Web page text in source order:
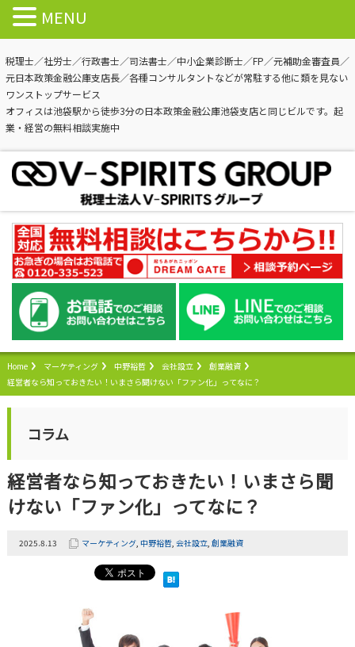
税理士／社労士／行政書士／司法書士／中小企業診断士／FP／元補助金審査員／
元日本政策金融公庫支店長／各種コンサルタントなどが常駐する他に類を見ない
ワンストップサービス
オフィスは池袋駅から徒歩3分の日本政策金融公庫池袋支店と同じビルです。起
業・経営の無料相談実施中
Home マーケティング 中野裕哲 会社設立
創業融資
経営者なら知っておきたい！いまさら聞けない「ファン化」ってなに？
コラム
経営者なら知っておきたい！いまさら聞
けない「ファン化」ってなに？
2025.8.13 マーケティング, 中野裕哲, 会社設立, 創業融資
MENU